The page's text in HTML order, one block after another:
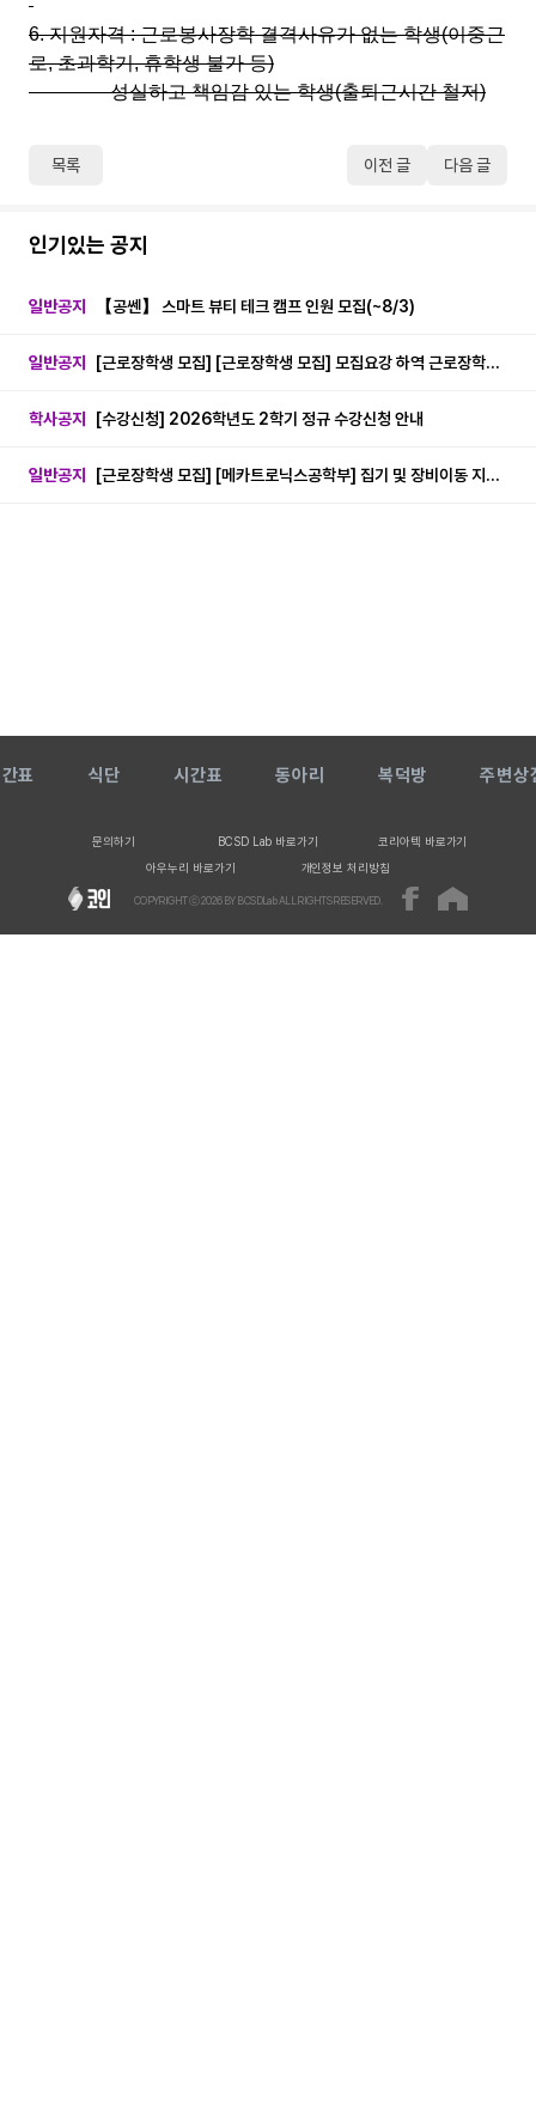
6.지원자격:근로봉사장학 결격사유가 없는 학생(이중근
로,초과학기,휴학생 불가 등)
성실하고 책임감 있는 학생(출퇴근시간 철저)
목록 이전 글 다음 글
인기있는 공지
일반공지 【공쎈】 스마트 뷰티 테크 캠프 인원 모집(~8/3)
일반공지 [근로장학생 모집] [근로장학생 모집] 모집요강 하역 근로장학생 모집
학사공지 [수강신청] 2026학년도 2학기 정규 수강신청 안내
일반공지 [근로장학생 모집] [메카트로닉스공학부] 집기 및 장비이동 지원 근로장학생 모집
표 식단 시간표 동아리 복덕방 주변상
문의하기 BCSD Lab 바로가기
코리아텍 바로가기
아우누리 바로가기
개인정보 처리방침
COPYRIGHT ⓒ2026BY BCSDLab ALL RIGHTS RESERVED.